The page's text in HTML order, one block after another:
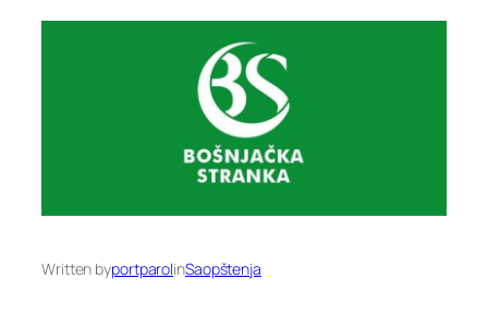
Written byportparolinSaopštenja